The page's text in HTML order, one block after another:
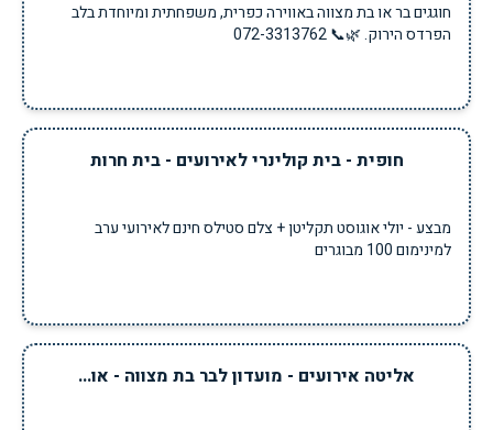
חוגגים בר או בת מצווה באווירה כפרית, משפחתית ומיוחדת בלב
הפרדס הירוק. 🌿📞 072-3313762
חופית - בית קולינרי לאירועים - בית חרות
מבצע - יולי אוגוסט תקליטן + צלם סטילס חינם לאירועי ערב
למינימום 100 מבוגרים
אליטה אירועים - מועדון לבר בת מצווה - או...